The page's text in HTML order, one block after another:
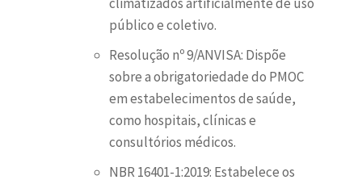
público e coletivo.
Resolução nº 9/ANVISA: Dispõe
sobre a obrigatoriedade do PMOC
em estabelecimentos de saúde,
como hospitais, clínicas e
consultórios médicos.
NBR 16401-1:2019: Estabelece os